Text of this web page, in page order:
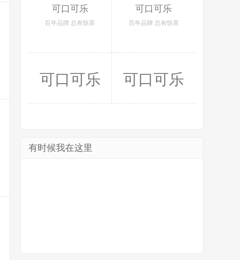
可口可乐
百年品牌 总有惊喜
可口可乐
百年品牌 总有惊喜
可口可乐 可口可乐
有时候我在这里